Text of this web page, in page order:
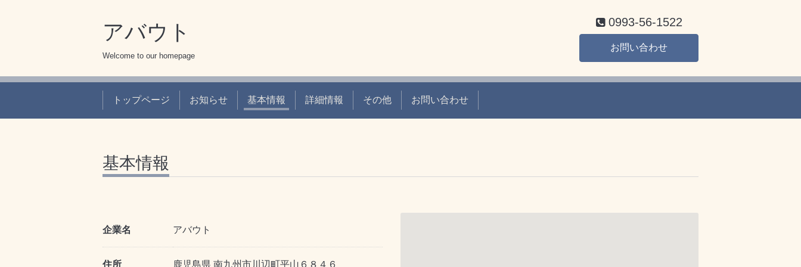
アバウト
Welcome to our homepage
0993-56-1522
お問い合わせ
トップページ お知らせ 基本情報 詳細情報 その他 お問い合わせ
基本情報
企業名 アバウト
住所 鹿児島県 南九州市川辺町平山６８４６